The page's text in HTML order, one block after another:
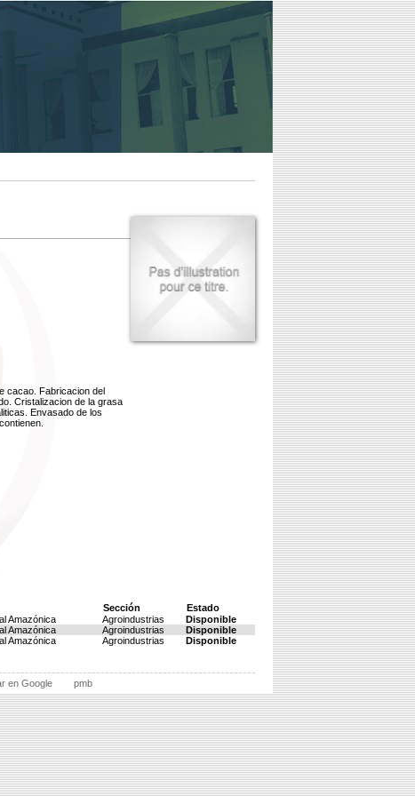
cacao. Fabricacion del
Cristalizacion de la grasa
Envasado de los
Sección
Estado
Amazónica Agroindustrias
Disponible
Amazónica Agroindustrias
Disponible
Amazónica Agroindustrias Disponible
en Google pmb